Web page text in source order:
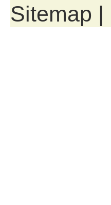
Sitemap |